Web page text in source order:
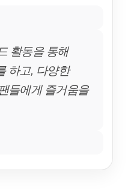
활동을 통해
하고, 다양한
들에게 즐거움을